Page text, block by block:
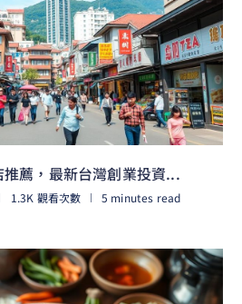
薦，最新台灣創業投資...
1.3K 觀看次數
5 minutes read